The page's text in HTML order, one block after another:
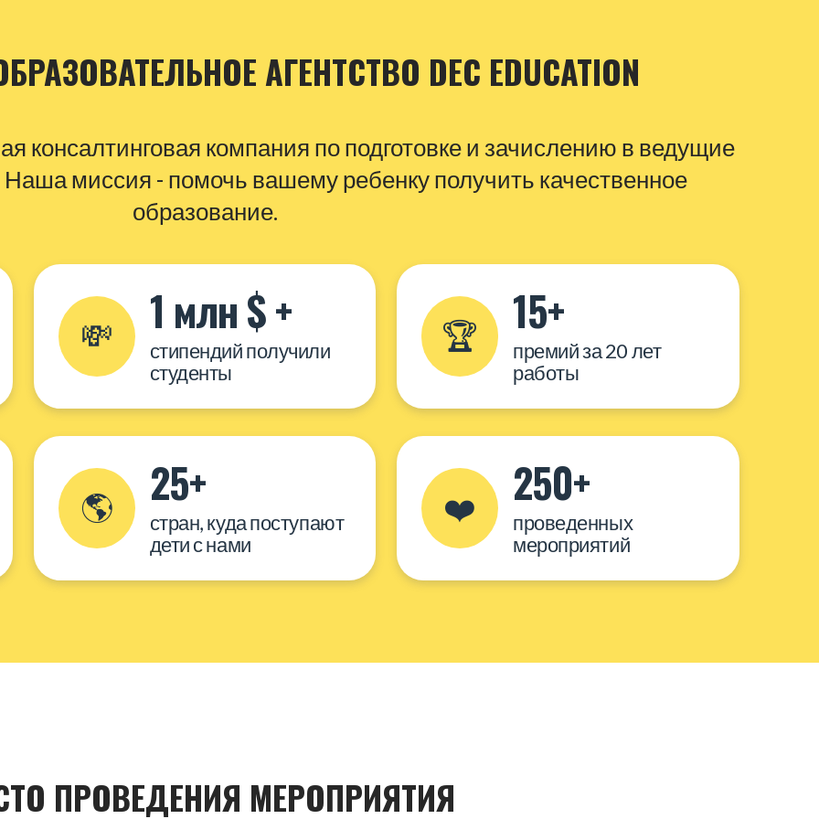
АГЕНТСТВО DEC EDUCATION
консалтинговая компания по подготовке и зачислению в ведущие
миссия - помочь вашему ребенку получить качественное
образование.
💸 1 млн $ +
стипендий получили
студенты
🏆 15+
премий за 20 лет
работы
🌎 25+
стран, куда поступают
дети с нами
❤️ 250+
проведенных
мероприятий
ПРОВЕДЕНИЯ МЕРОПРИЯТИЯ